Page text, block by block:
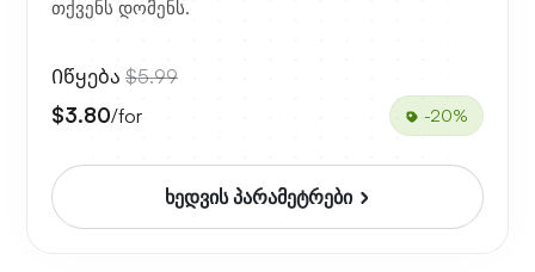
თქვენს დომენს.
Იწყება $5.99
$3.80/for -20%
ხედვის პარამეტრები